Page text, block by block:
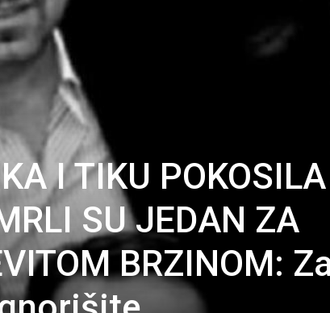
I TIKU POKOSILA
SU JEDAN ZA
BRZINOM: